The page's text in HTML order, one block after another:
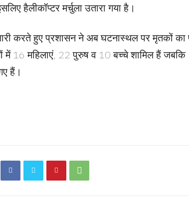
हैलीकॉप्टर मर्चुला उतारा गया है।
करते हुए प्रशासन ने अब घटनास्थल पर मृतकों का
में 16 महिलाएं, 22 पुरुष व 10 बच्चे शामिल हैं जबकि
हैं।